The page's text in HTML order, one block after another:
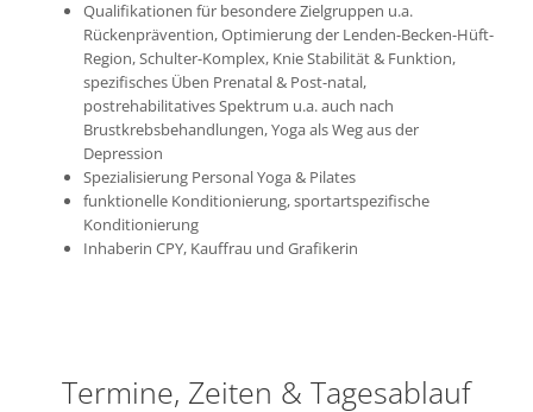
Qualifikationen für besondere Zielgruppen u.a.
Rückenprävention,Optimierung der Lenden-Becken-Hüft-
Region, Schulter-Komplex, Knie Stabilität & Funktion,
spezifisches Üben Prenatal & Post-natal,
postrehabilitatives Spektrum u.a. auch nach
Brustkrebsbehandlungen, Yoga als Weg aus der
Depression
Spezialisierung Personal Yoga & Pilates
funktionelle Konditionierung, sportartspezifische
Konditionierung
Inhaberin CPY, Kauffrau und Grafikerin
Termine, Zeiten & Tagesablauf